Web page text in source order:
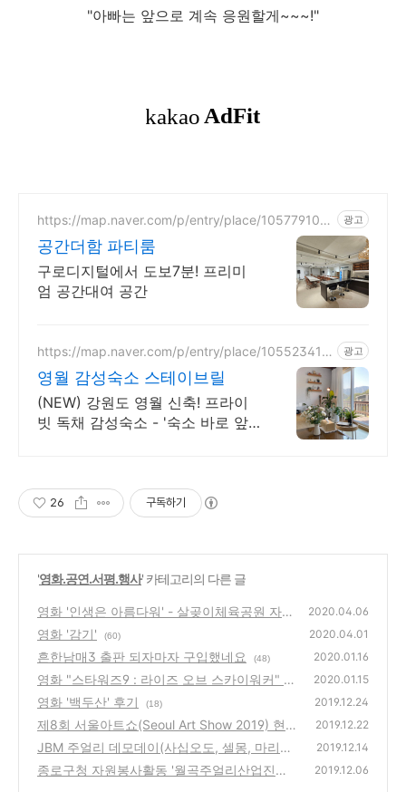
"아빠는 앞으로 계속 응원할게~~~!"
https://map.naver.com/p/entry/place/105779106
광고
공간더함 파티룸
구로디지털에서 도보7분! 프리미
엄 공간대여 공간
https://map.naver.com/p/entry/place/105523415
광고
영월 감성숙소 스테이브릴
(NEW) 강원도 영월 신축! 프라이
빗 독채 감성숙소 - '숙소 바로 앞'
26 구독하기
'영화.공연.서평.행사' 카테고리의 다른 글
영화 '인생은 아름다워' - 살곶이체육공원 자동
차극장
(56)
2020.04.06
영화 '감기' (60) 2020.04.01
흔한남매3 출판 되자마자 구입했네요 (48) 2020.01.16
영화 "스타워즈9 : 라이즈 오브 스카이워커" 후
기
(46)
2020.01.15
영화 '백두산' 후기 (18) 2019.12.24
제8회 서울아트쇼(Seoul Art Show 2019) 현
장스케치
(18)
2019.12.22
JBM 주얼리 데모데이(사십오도, 셀몽, 마리멜
로, 티암) in 드림플러스 강남점(아몬즈)
(10)
2019.12.14
종로구청 자원봉사활동 '월곡주얼리산업진흥
2019.12.06